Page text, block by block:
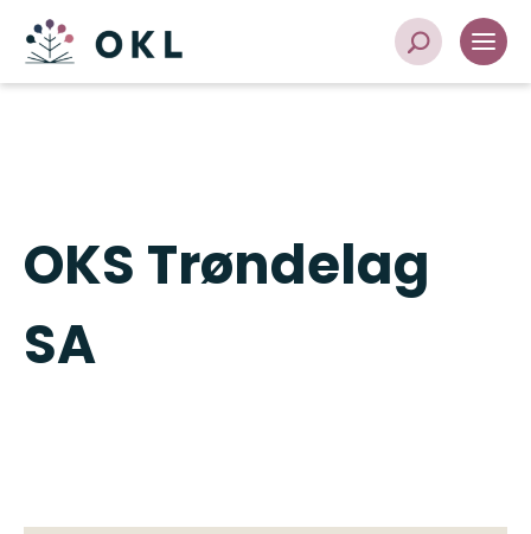
OKS Trøndelag
SA